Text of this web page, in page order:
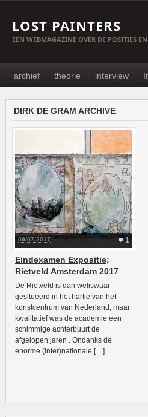
LOST PAINTERS
EEN WEBMAGAZINE OVER DE POSITIES
archief theorie interview
DIRK DE GRAM ARCHIVE
1
09/07/2017
Eindexamen Expositie;
Rietveld Amsterdam 2017
De Rietveld is dan weliswaar
gesitueerd in het hartje van het
kunstcentrum van Nederland, maar
kwalitatief was de academie een
schimmige achterbuurt de
afgelopen jaren . Ondanks de
enorme (inter)nationale […]